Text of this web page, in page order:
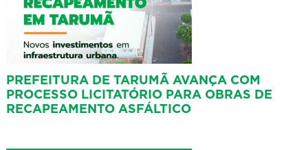
PREFEITURA DE TARUMÃ AVANÇA COM
PROCESSO LICITATÓRIO PARA OBRAS DE
RECAPEAMENTO ASFÁLTICO